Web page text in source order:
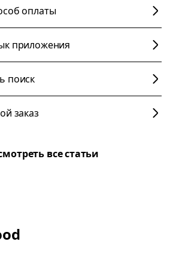
оплаты
приложения
поиск
заказ
все статьи